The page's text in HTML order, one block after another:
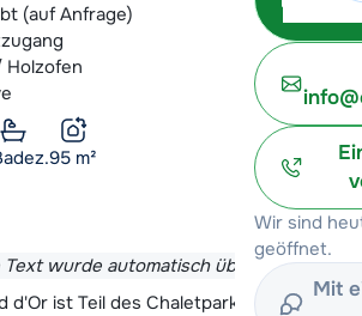
Wir sind
geöffnet.
Mit
(auf Anfrage)
Holzofen
95 m²
Text wurde automatisch übersetzt)
d'Or ist Teil des Chaletparks 'Les